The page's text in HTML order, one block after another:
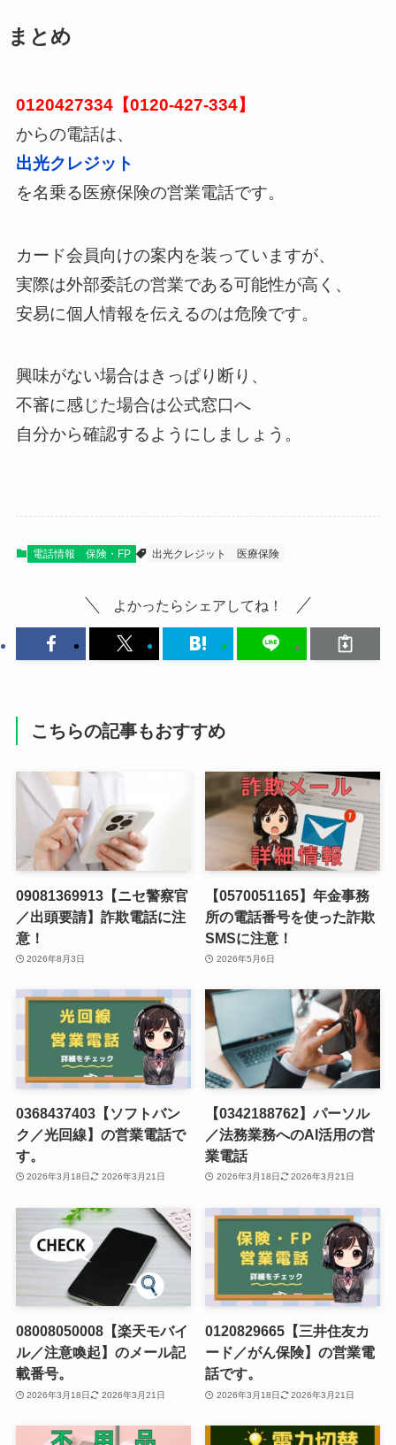
まとめ
0120427334【0120-427-334】
からの電話は、
出光クレジット
を名乗る医療保険の営業電話です。
カード会員向けの案内を装っていますが、
実際は外部委託の営業である可能性が高く、
安易に個人情報を伝えるのは危険です。
興味がない場合はきっぱり断り、
不審に感じた場合は公式窓口へ
自分から確認するようにしましょう。
電話情報 保険・FP 出光クレジット 医療保険
よかったらシェアしてね！
こちらの記事もおすすめ
09081369913【ニセ警察官
／出頭要請】詐欺電話に注
意！
2026年8月3日
【0570051165】年金事務
所の電話番号を使った詐欺
SMSに注意！
2026年5月6日
0368437403【ソフトバン
ク／光回線】の営業電話で
す。
2026年3月18日 2026年3月21日
【0342188762】パーソル
／法務業務へのAI活用の営
業電話
2026年3月18日 2026年3月21日
08008050008【楽天モバイ
ル／注意喚起】のメール記
載番号。
2026年3月18日 2026年3月21日
0120829665【三井住友カ
ード／がん保険】の営業電
話です。
2026年3月18日 2026年3月21日